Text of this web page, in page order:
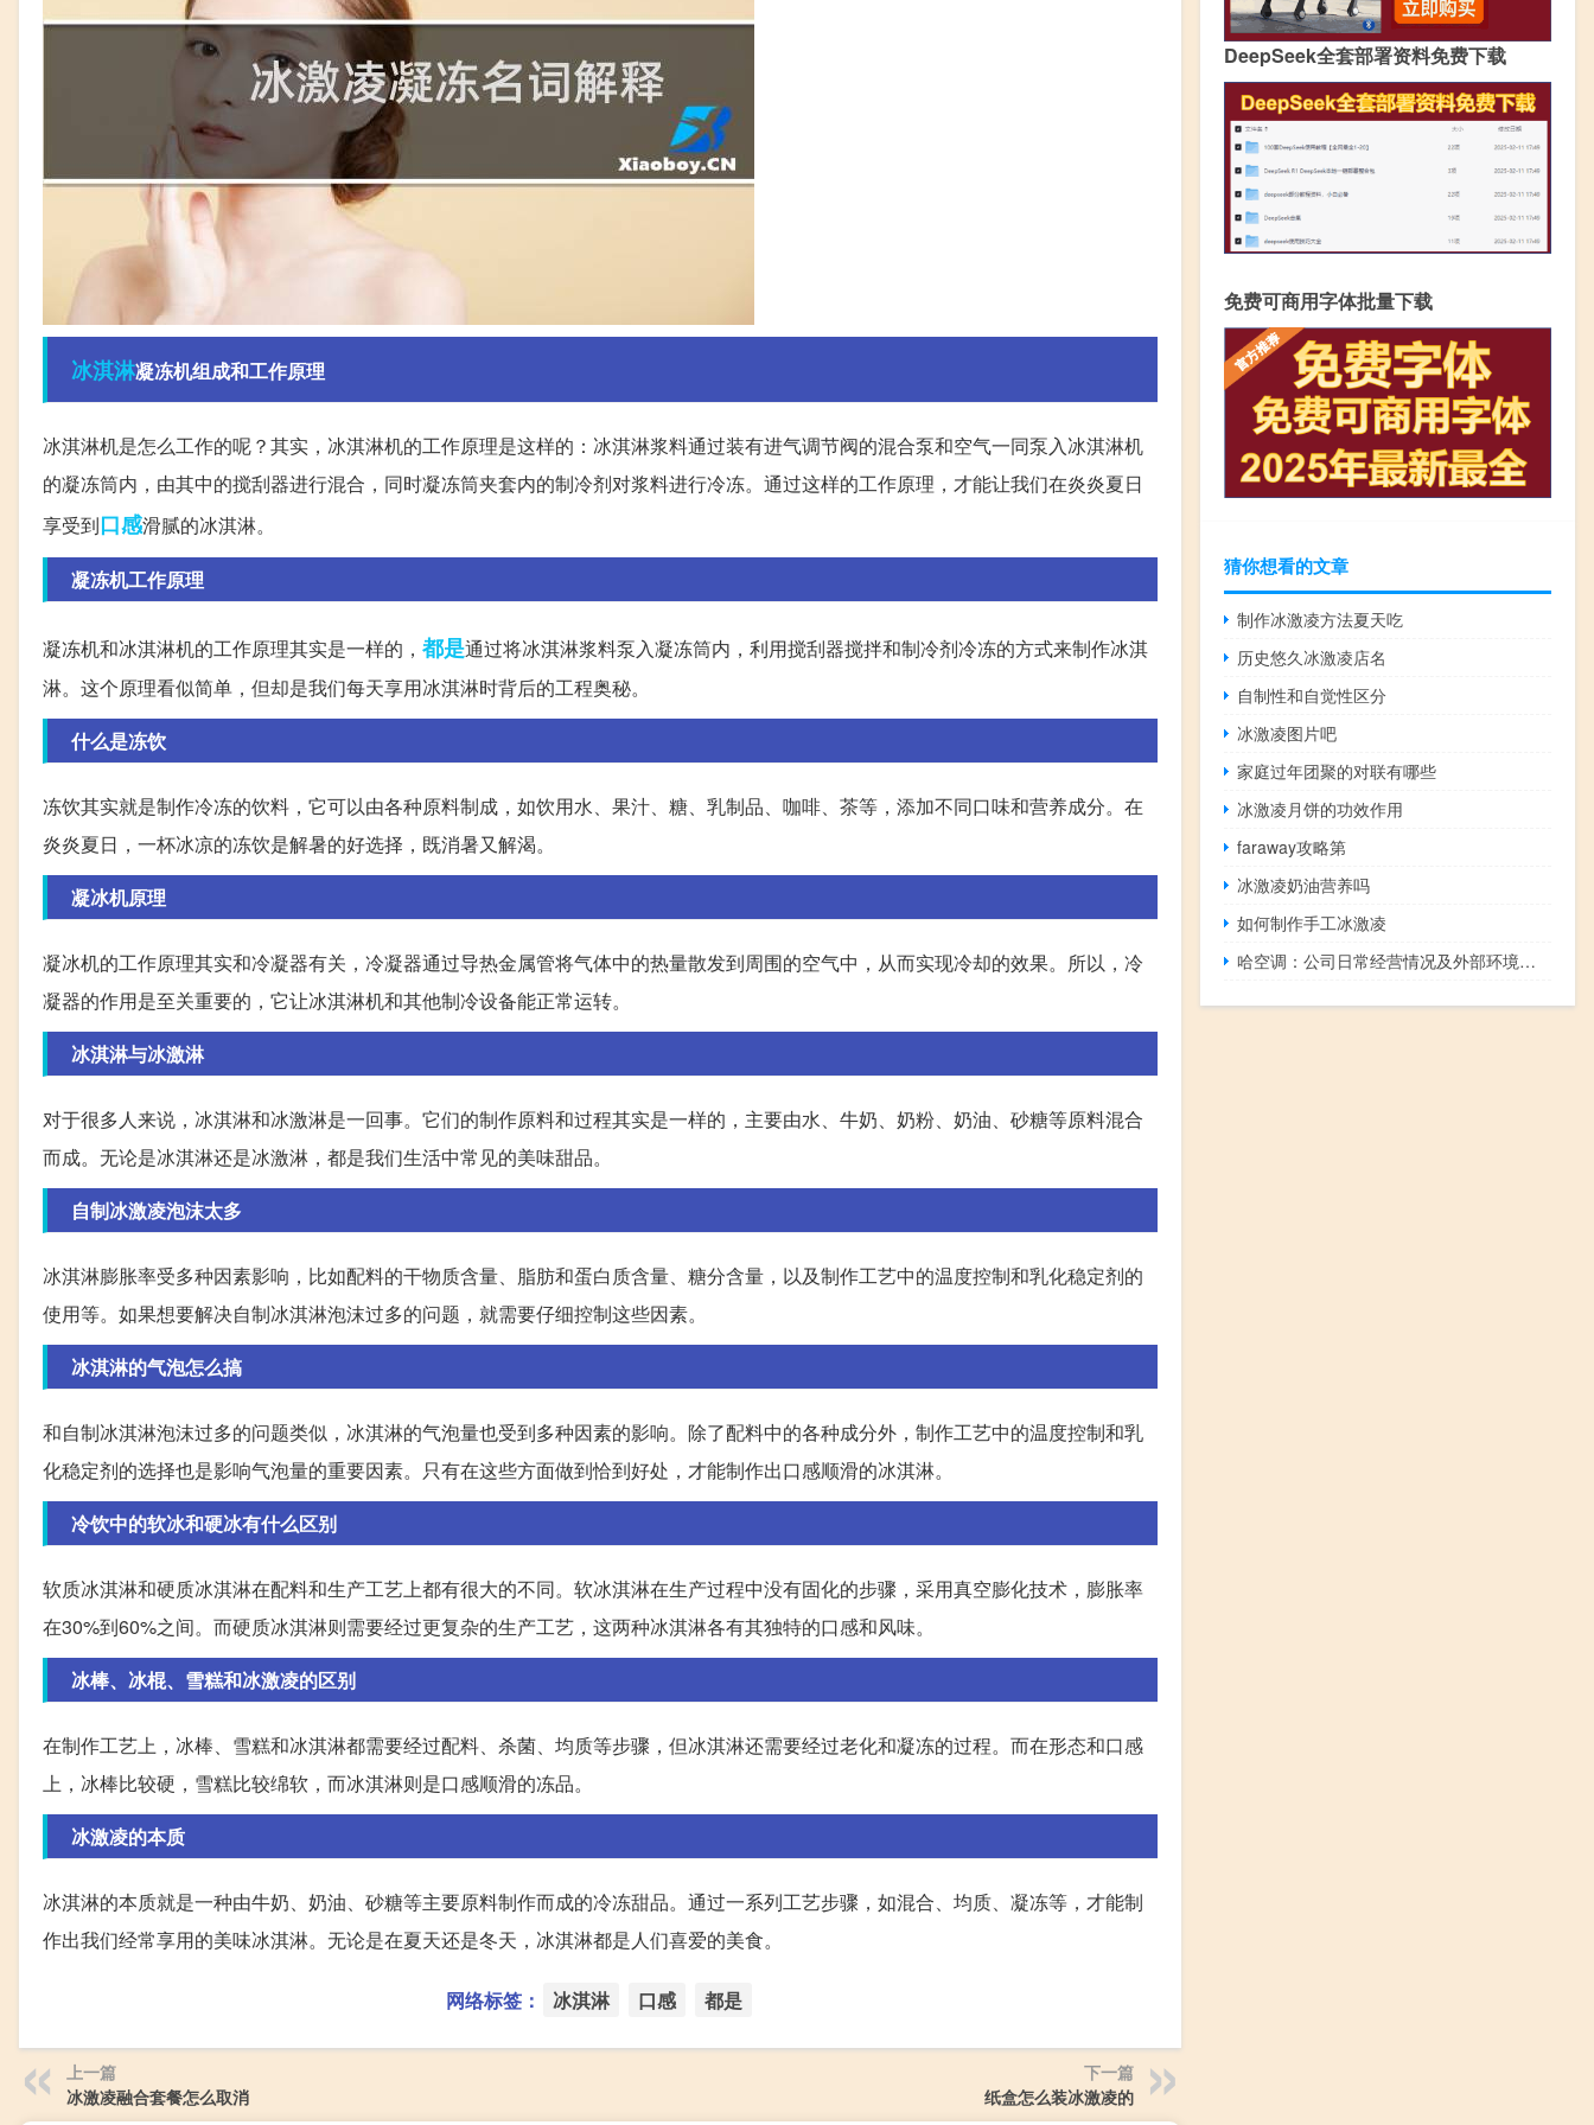
冰淇淋凝冻机组成和工作原理
冰淇淋机是怎么工作的呢？其实，冰淇淋机的工作原理是这样的：冰淇淋浆料通过装有进气调节阀的混合泵和空气一同泵入冰淇淋机
的凝冻筒内，由其中的搅刮器进行混合，同时凝冻筒夹套内的制冷剂对浆料进行冷冻。通过这样的工作原理，才能让我们在炎炎夏日
享受到口感滑腻的冰淇淋。
凝冻机工作原理
凝冻机和冰淇淋机的工作原理其实是一样的， 都是通过将冰淇淋浆料泵入凝冻筒内，利用搅刮器搅拌和制冷剂冷冻的方式来制作冰淇
淋。这个原理看似简单，但却是我们每天享用冰淇淋时背后的工程奥秘。
什么是冻饮
冻饮其实就是制作冷冻的饮料，它可以由各种原料制成，如饮用水、果汁、糖、乳制品、咖啡、茶等，添加不同口味和营养成分。在
炎炎夏日，一杯冰凉的冻饮是解暑的好选择，既消暑又解渴。
凝冰机原理
凝冰机的工作原理其实和冷凝器有关，冷凝器通过导热金属管将气体中的热量散发到周围的空气中，从而实现冷却的效果。所以，冷
凝器的作用是至关重要的，它让冰淇淋机和其他制冷设备能正常运转。
冰淇淋与冰激淋
对于很多人来说，冰淇淋和冰激淋是一回事。它们的制作原料和过程其实是一样的，主要由水、牛奶、奶粉、奶油、砂糖等原料混合
而成。无论是冰淇淋还是冰激淋，都是我们生活中常见的美味甜品。
自制冰激凌泡沫太多
冰淇淋膨胀率受多种因素影响，比如配料的干物质含量、脂肪和蛋白质含量、糖分含量，以及制作工艺中的温度控制和乳化稳定剂的
使用等。如果想要解决自制冰淇淋泡沫过多的问题，就需要仔细控制这些因素。
冰淇淋的气泡怎么搞
和自制冰淇淋泡沫过多的问题类似，冰淇淋的气泡量也受到多种因素的影响。除了配料中的各种成分外，制作工艺中的温度控制和乳
化稳定剂的选择也是影响气泡量的重要因素。只有在这些方面做到恰到好处，才能制作出口感顺滑的冰淇淋。
冷饮中的软冰和硬冰有什么区别
软质冰淇淋和硬质冰淇淋在配料和生产工艺上都有很大的不同。软冰淇淋在生产过程中没有固化的步骤，采用真空膨化技术，膨胀率
在30%到60%之间。而硬质冰淇淋则需要经过更复杂的生产工艺，这两种冰淇淋各有其独特的口感和风味。
冰棒、冰棍、雪糕和冰激凌的区别
在制作工艺上，冰棒、雪糕和冰淇淋都需要经过配料、杀菌、均质等步骤，但冰淇淋还需要经过老化和凝冻的过程。而在形态和口感
上，冰棒比较硬，雪糕比较绵软，而冰淇淋则是口感顺滑的冻品。
冰激凌的本质
冰淇淋的本质就是一种由牛奶、奶油、砂糖等主要原料制作而成的冷冻甜品。通过一系列工艺步骤，如混合、均质、凝冻等，才能制
作出我们经常享用的美味冰淇淋。无论是在夏天还是冬天，冰淇淋都是人们喜爱的美食。
网络标签： 冰淇淋 口感 都是
上一篇
冰激凌融合套餐怎么取消
下一篇
纸盒怎么装冰激凌的
DeepSeek全套部署资料免费下载
免费可商用字体批量下载
猜你想看的文章
制作冰激凌方法夏天吃
历史悠久冰激凌店名
自制性和自觉性区分
冰激凌图片吧
家庭过年团聚的对联有哪些
冰激凌月饼的功效作用
faraway攻略第
冰激凌奶油营养吗
如何制作手工冰激凌
哈空调：公司日常经营情况及外部环境未发生重大变化